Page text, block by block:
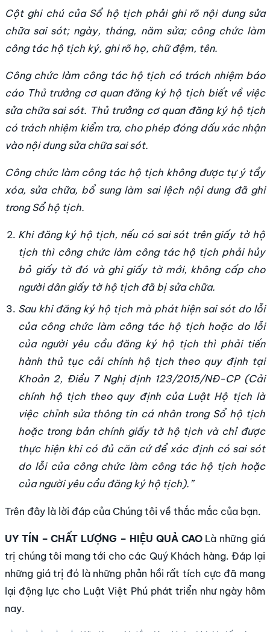
Cột ghi chú của Sổ hộ tịch phải ghi rõ nội dung sửa
chữa sai sót; ngày, tháng, năm sửa; công chức làm
công tác hộ tịch ký, ghi rõ họ, chữ đệm, tên.
Công chức làm công tác hộ tịch có trách nhiệm báo
cáo Thủ trưởng cơ quan đăng ký hộ tịch biết về việc
sửa chữa sai sót. Thủ trưởng cơ quan đăng ký hộ tịch
có trách nhiệm kiểm tra, cho phép đóng dấu xác nhận
vào nội dung sửa chữa sai sót.
Công chức làm công tác hộ tịch không được tự ý tẩy
xóa, sửa chữa, bổ sung làm sai lệch nội dung đã ghi
trong Sổ hộ tịch.
Khi đăng ký hộ tịch, nếu có sai sót trên giấy tờ hộ
tịch thì công chức làm công tác hộ tịch phải hủy
bỏ giấy tờ đó và ghi giấy tờ mới, không cấp cho
người dân giấy tờ hộ tịch đã bị sửa chữa.
Sau khi đăng ký hộ tịch mà phát hiện sai sót do lỗi
của công chức làm công tác hộ tịch hoặc do lỗi
của người yêu cầu đăng ký hộ tịch thì phải tiến
hành thủ tục cải chính hộ tịch theo quy định tại
Khoản 2, Điều 7 Nghị định 123/2015/NĐ-CP (Cải
chính hộ tịch theo quy định của Luật Hộ tịch là
việc chỉnh sửa thông tin cá nhân trong Sổ hộ tịch
hoặc trong bản chính giấy tờ hộ tịch và chỉ được
thực hiện khi có đủ căn cứ để xác định có sai sót
do lỗi của công chức làm công tác hộ tịch hoặc
của người yêu cầu đăng ký hộ tịch).”
Trên đây là lời đáp của Chúng tôi về thắc mắc của bạn.
UY TÍN – CHẤT LƯỢNG – HIỆU QUẢ CAO Là những giá
trị chúng tôi mang tới cho các Quý Khách hàng. Đáp lại
những giá trị đó là những phản hồi rất tích cực đã mang
lại động lực cho Luật Việt Phú phát triển như ngày hôm
nay.